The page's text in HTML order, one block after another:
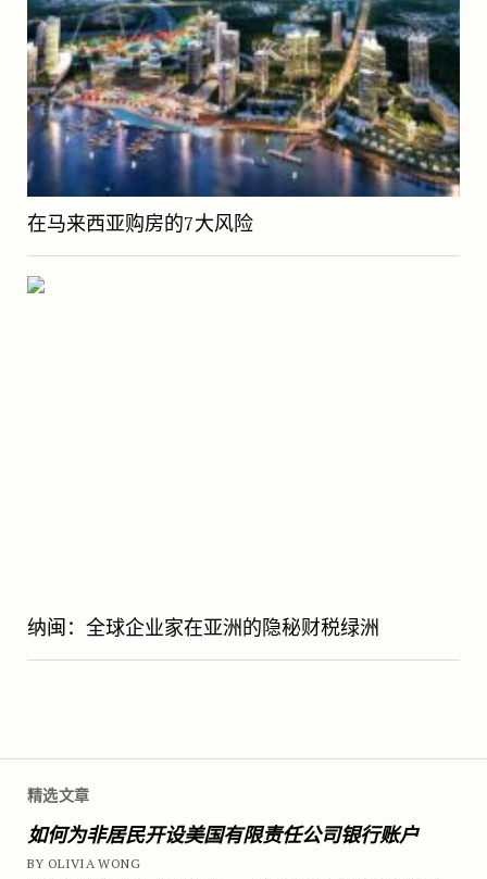
精选文章
如何为非居民开设美国有限责任公司银行账户
BY OLIVIA WONG
在马来西亚购房的7大风险
纳闽：全球企业家在亚洲的隐秘财税绿洲